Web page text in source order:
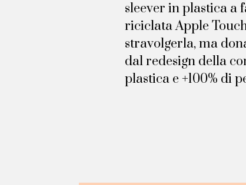
sleever in plastica a
riciclata Apple
stravolgerla, ma
dal redesign della
plastica e +100% di